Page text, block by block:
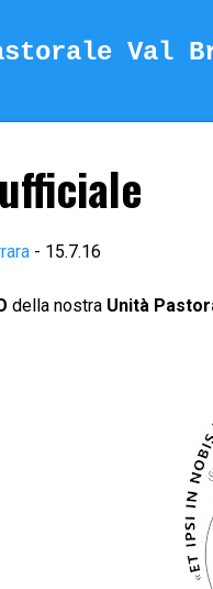
Val
- 15.7.16
della nostra Unità